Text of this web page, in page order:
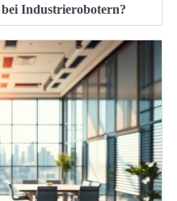
Industrierobotern?